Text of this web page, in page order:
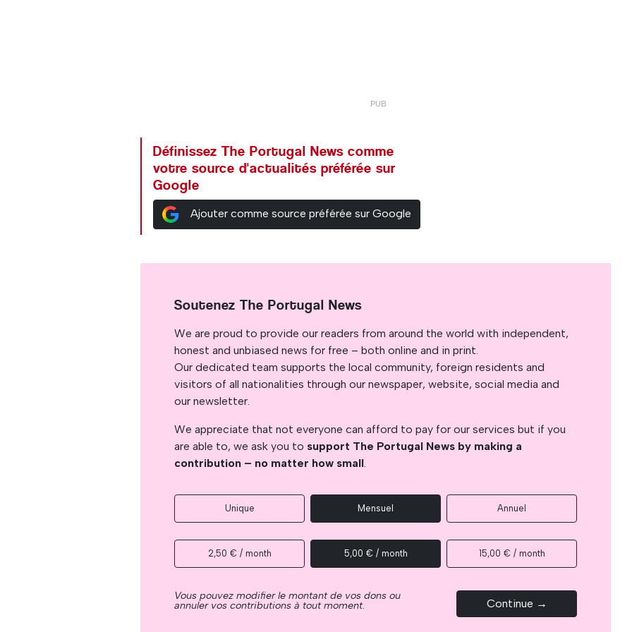
Définissez The Portugal News comme
votre source d'actualités préférée sur
Google
Ajouter comme source préférée sur Google
Soutenez The Portugal News
We are proud to provide our readers from around the world with independent,
honest and unbiased news for free – both online and in print.
Our dedicated team supports the local community, foreign residents and
visitors of all nationalities through our newspaper, website, social media and
our newsletter.
We appreciate that not everyone can afford to pay for our services but if you
are able to, we ask you to support The Portugal News by making a
contribution – no matter how small.
Unique Mensuel Annuel
2,50 € / month 5,00 € / month 15,00 € / month
Vous pouvez modifier le montant de vos dons ou
annuler vos contributions à tout moment. Continue →